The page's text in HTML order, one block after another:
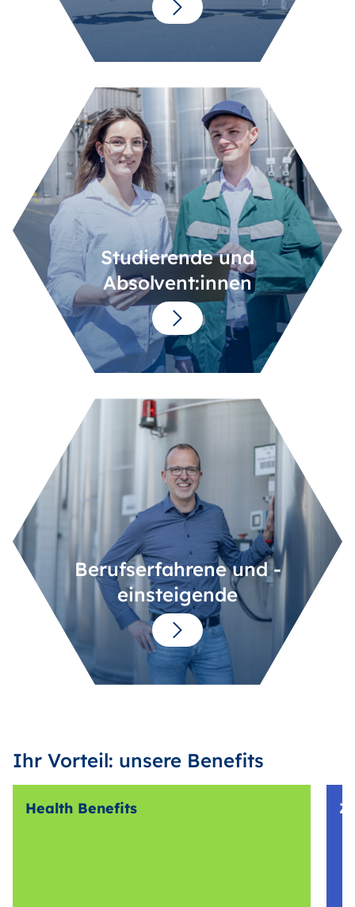
Studierende und
Absolvent:innen
Berufserfahrene und -
einsteigende
Ihr Vorteil: unsere Benefits
Health Benefits